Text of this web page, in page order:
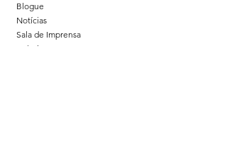
Blogue
Notícias
Sala de Imprensa
Galeria